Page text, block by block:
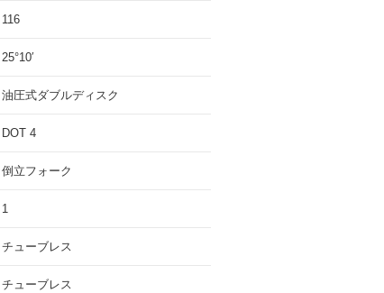
116
25°10′
油圧式ダブルディスク
DOT 4
倒立フォーク
1
チューブレス
チューブレス